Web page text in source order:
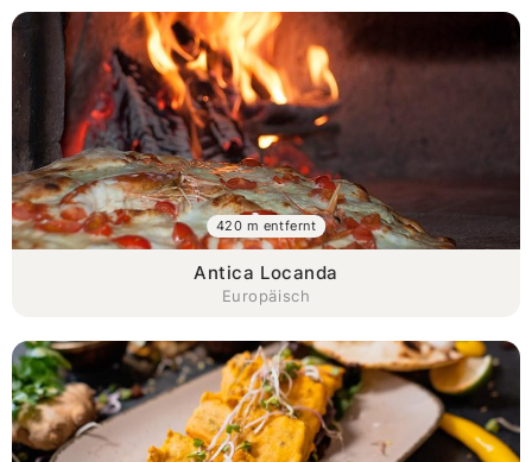
Antica Locanda
Europäisch
420 m entfernt